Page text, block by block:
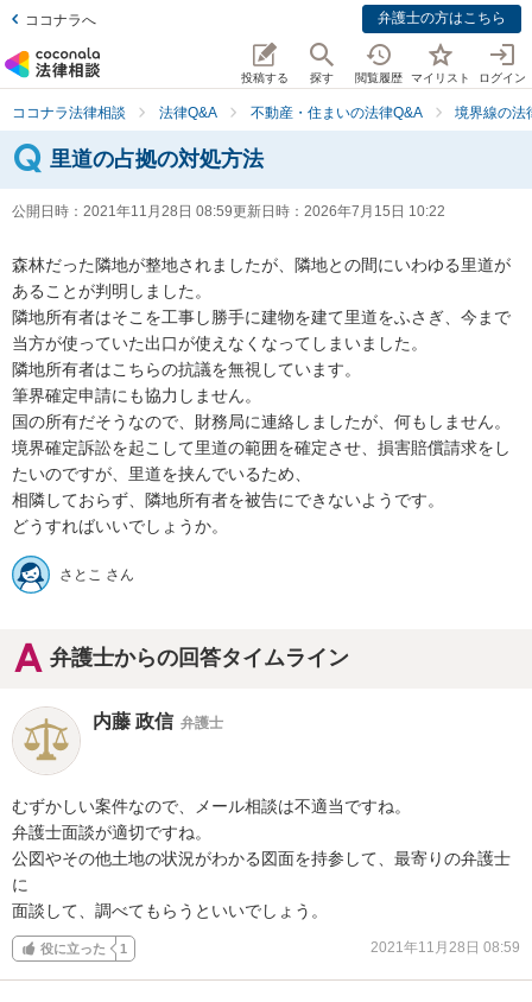
ココナラへ 弁護士の方はこちら
投稿する 探す 閲覧履歴 マイリスト ログイン
ココナラ法律相談 法律Q&A 不動産・住まいの法律Q&A 境界線の法
里道の占拠の対処方法
公開日時： 2021年11月28日 08:59更新日時： 2026年7月15日 10:22
森林だった隣地が整地されましたが、隣地との間にいわゆる里道が
あることが判明しました。
隣地所有者はそこを工事し勝手に建物を建て里道をふさぎ、今まで
当方が使っていた出口が使えなくなってしまいました。
隣地所有者はこちらの抗議を無視しています。
筆界確定申請にも協力しません。
国の所有だそうなので、財務局に連絡しましたが、何もしません。
境界確定訴訟を起こして里道の範囲を確定させ、損害賠償請求をし
たいのですが、里道を挟んでいるため、
相隣しておらず、隣地所有者を被告にできないようです。
どうすればいいでしょうか。
さとこ さん
弁護士からの回答タイムライン
内藤 政信 弁護士
むずかしい案件なので、メール相談は不適当ですね。
弁護士面談が適切ですね。
公図やその他土地の状況がわかる図面を持参して、最寄りの弁護士
に
面談して、調べてもらうといいでしょう。
役に立った 1 2021年11月28日 08:59